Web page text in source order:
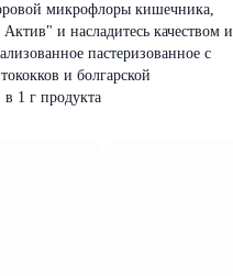
микрофлоры кишечника,
и насладитесь качеством и
пастеризованное с
и болгарской
1 г продукта